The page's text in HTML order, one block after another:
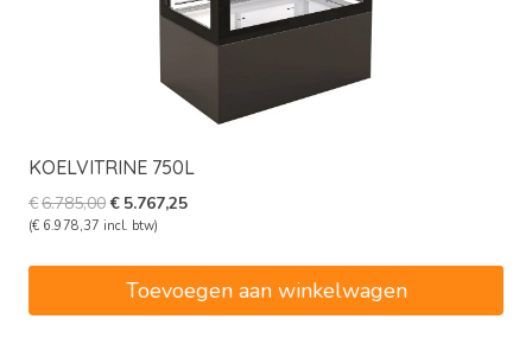
KOELVITRINE 750L
€6.785,00Oorspronkelijke
prijs
€6.785,00.
€ 5.767,25Huidige
(€ 6.978,37 incl. btw)
Toevoegen aan winkelwagen